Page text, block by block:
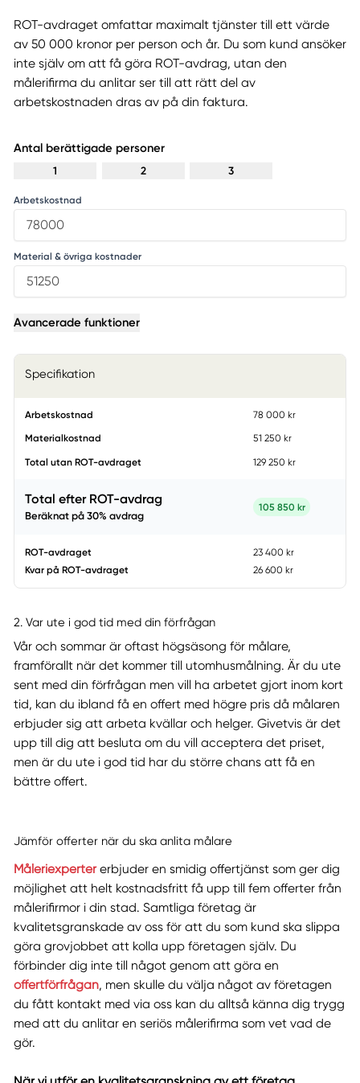
ROT-avdraget omfattar maximalt tjänster till ett värde
av 50 000 kronor per person och år. Du som kund ansöker
inte själv om att få göra ROT-avdrag, utan den
målerifirma du anlitar ser till att rätt del av
arbetskostnaden dras av på din faktura.
Antal berättigade personer
1 2 3
Arbetskostnad
Material & övriga kostnader
Avancerade funktioner
Specifikation
Arbetskostnad 78 000 kr
Materialkostnad 51 250 kr
Total utan ROT-avdraget 129 250 kr
Total efter ROT-avdrag
Beräknat på30% avdrag
105 850 kr
ROT-avdraget
23 400 kr
Kvar på ROT-avdraget
26 600 kr
2. Var ute i god tid med din förfrågan
Vår och sommar är oftast högsäsong för målare,
framförallt när det kommer till utomhusmålning. Är du ute
sent med din förfrågan men vill ha arbetet gjort inom kort
tid, kan du ibland få en offert med högre pris då målaren
erbjuder sig att arbeta kvällar och helger. Givetvis är det
upp till dig att besluta om du vill acceptera det priset,
men är du ute i god tid har du större chans att få en
bättre offert.
Jämför offerter när du ska anlita målare
Måleriexpertererbjuder en smidig offertjänst som ger dig
möjlighet att helt kostnadsfritt få upp till fem offerter från
målerifirmor i din stad. Samtliga företag är
kvalitetsgranskade av oss för att du som kund ska slippa
göra grovjobbet att kolla upp företagen själv. Du
förbinder dig inte till något genom att göra en
offertförfrågan, men skulle du välja något av företagen
du fått kontakt med via oss kan du alltså känna dig trygg
med att du anlitar en seriös målerifirma som vet vad de
gör.